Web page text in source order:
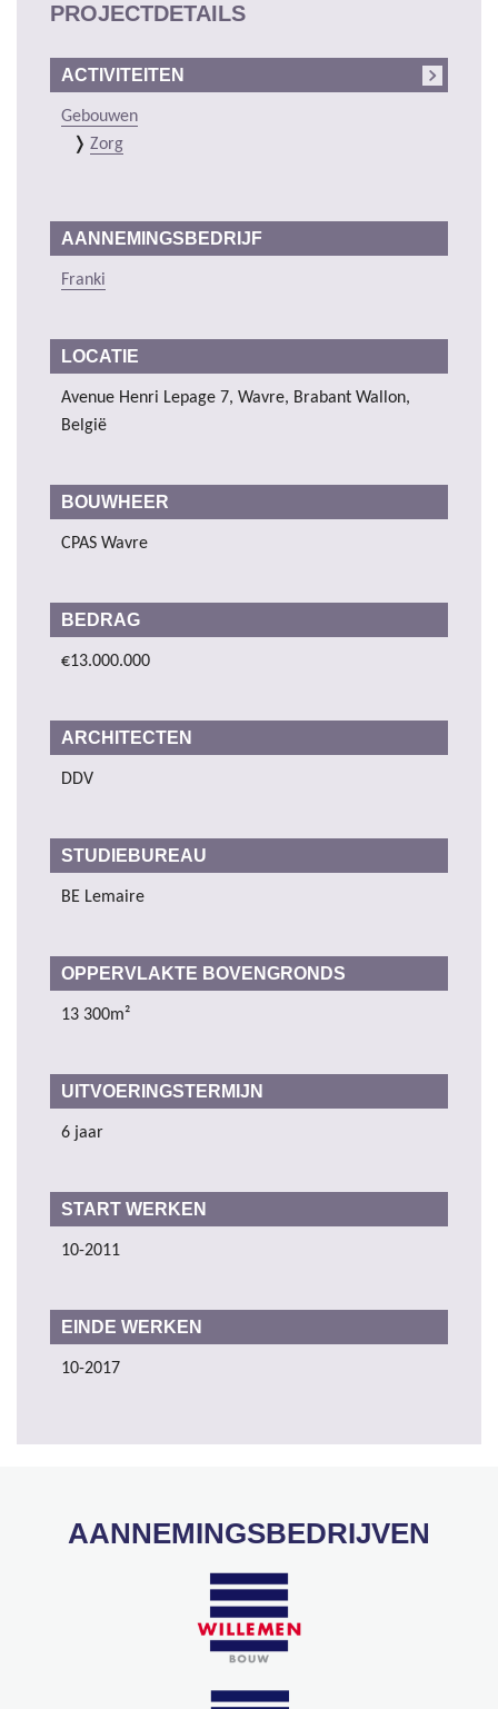
PROJECTDETAILS
ACTIVITEITEN
Gebouwen
Zorg
AANNEMINGSBEDRIJF
Franki
LOCATIE
Avenue Henri Lepage 7, Wavre, Brabant Wallon,
België
BOUWHEER
CPAS Wavre
BEDRAG
€13.000.000
ARCHITECTEN
DDV
STUDIEBUREAU
BE Lemaire
OPPERVLAKTE BOVENGRONDS
13 300m²
UITVOERINGSTERMIJN
6 jaar
START WERKEN
10-2011
EINDE WERKEN
10-2017
AANNEMINGSBEDRIJVEN